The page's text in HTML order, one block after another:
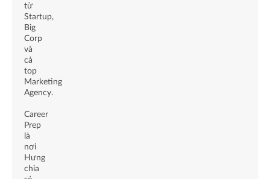
từ
Startup,
Big
Corp
và
cả
top
Marketing
Agency.
Career
Prep
là
nơi
Hưng
chia